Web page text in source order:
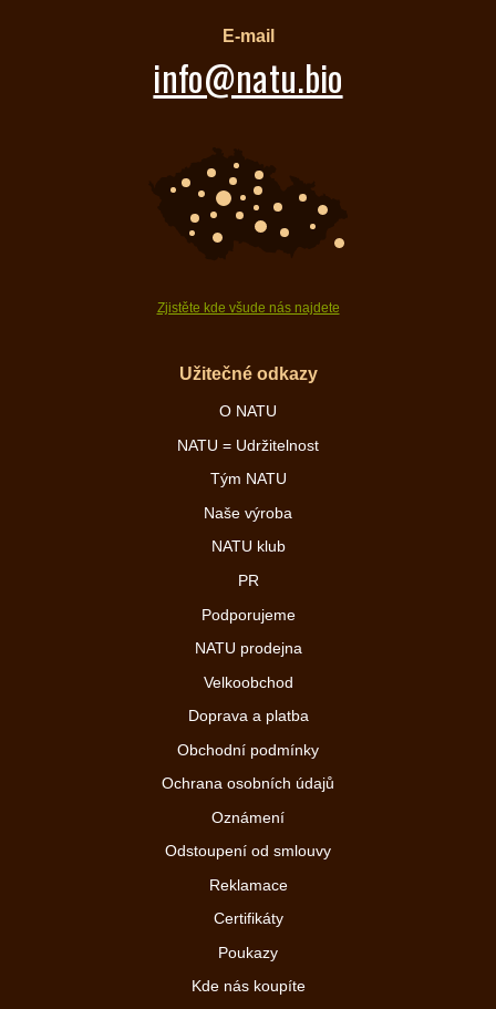
E-mail
info@natu.bio
Zjistěte kde všude nás najdete
Užitečné odkazy
O NATU
NATU = Udržitelnost
Tým NATU
Naše výroba
NATU klub
PR
Podporujeme
NATU prodejna
Velkoobchod
Doprava a platba
Obchodní podmínky
Ochrana osobních údajů
Oznámení
Odstoupení od smlouvy
Reklamace
Certifikáty
Poukazy
Kde nás koupíte